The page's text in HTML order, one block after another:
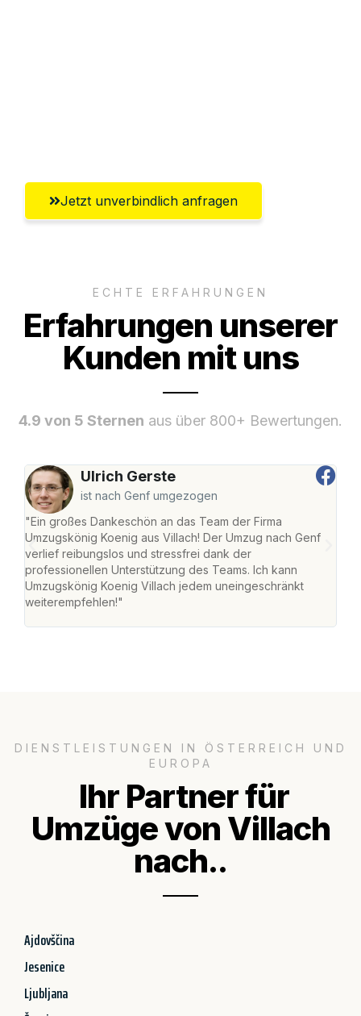
Jetzt unverbindlich anfragen
ECHTE ERFAHRUNGEN
Erfahrungen unserer
Kunden mit uns
4.9 von 5 Sternen aus über 800+ Bewertungen.
Ulrich Gerste
ist nach Genf umgezogen
"Ein großes Dankeschön an das Team der Firma
Umzugskönig Koenig aus Villach! Der Umzug nach Genf
verlief reibungslos und stressfrei dank der
professionellen Unterstützung des Teams. Ich kann
Umzugskönig Koenig Villach jedem uneingeschränkt
weiterempfehlen!"
DIENSTLEISTUNGEN IN ÖSTERREICH UND
EUROPA
Ihr Partner für
Umzüge von Villach
nach..
Ajdovščina
Jesenice
Ljubljana